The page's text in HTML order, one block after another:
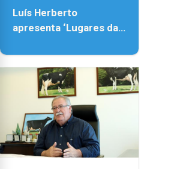
18h00.
Luís Herberto
apresenta ‘Lugares da